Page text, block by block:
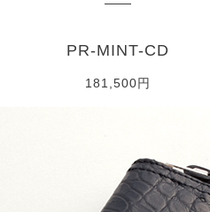
PR-MINT-CD
181,500円